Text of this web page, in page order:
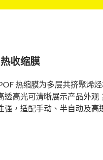
收缩膜
热缩膜为多层共挤聚烯
透高光可清晰展示产品外
强，适配手动、半自动及